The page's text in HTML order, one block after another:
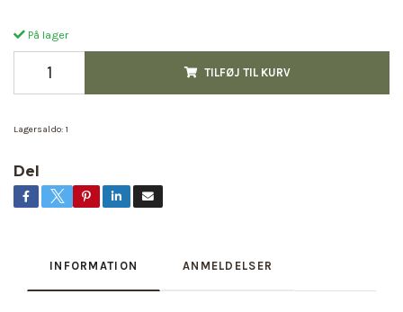
På lager
TILFØJ TIL KURV
Lagersaldo: 1
Del
INFORMATION ANMELDELSER